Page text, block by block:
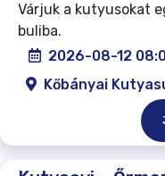
Várjuk a kutyusokat
buliba.
2026-08-12
Kőbányai